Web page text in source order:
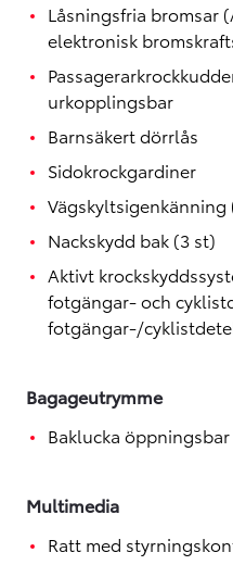
Låsningsfria bromsar
elektronisk
urkopplingsbar
Barnsäkert dörrlås
Sidokrockgardiner
Vägskyltsigenkänning
Nackskydd bak (3 st)
Aktivt
fotgängar- och
fotgängar-/
Bagageutrymme
Baklucka
Multimedia
Ratt med